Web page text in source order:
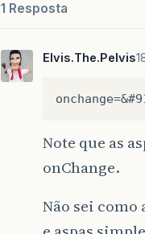
1 Resposta
Elvis.The.Pelvis
Note que as
onChange.
Não sei como